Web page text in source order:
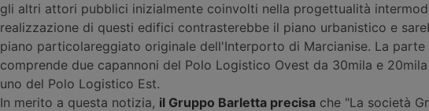
gli altri attori pubblici inizialmente coinvolti nella progettualità
realizzazione di questi edifici contrasterebbe il piano urbanistico e
piano particolareggiato originale dell'Interporto di Marcianise. La parte
comprende due capannoni del Polo Logistico Ovest da 30mila e
uno del Polo Logistico Est.
In merito a questa notizia, il Gruppo Barletta precisa che "La società